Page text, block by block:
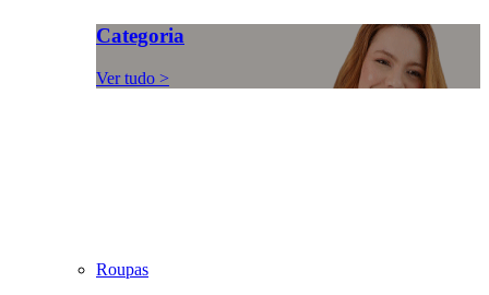
Categoria
Ver tudo >
Roupas